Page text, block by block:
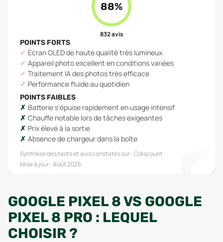
88%
832avis
POINTS FORTS
Écran OLED de haute qualité très lumineux
Appareil photo excellent en conditions variées
Traitement IA des photos très efficace
Performance fluide au quotidien
POINTS FAIBLES
Batterie s'épuise rapidement en usage intensif
Chauffe notable lors de tâches exigeantes
Prix élevé à la sortie
Absence de chargeur dans la boîte
Synthèse des tests et avis constatés sur :Cdiscount
Mise à jour :Août 2026
GOOGLE PIXEL 8 VS GOOGLE
PIXEL 8 PRO : LEQUEL
CHOISIR ?